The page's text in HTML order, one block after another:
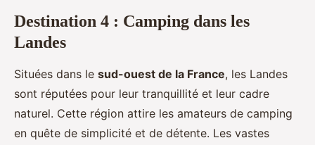
Destination 4 : Camping dans les
Landes
Situées dans le sud-ouest de la France, les Landes
sont réputées pour leur tranquillité et leur cadre
naturel. Cette région attire les amateurs de camping
en quête de simplicité et de détente. Les vastes